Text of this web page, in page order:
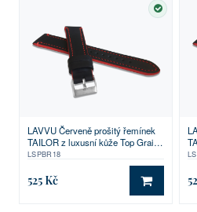
LAVVU Červeně prošitý řemínek
TAILOR z luxusní kůže Top Grain -
18
LSPBR18
525 Kč DO
20